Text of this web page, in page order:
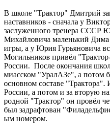
В школе "Трактор" Дмитрий
наставников - сначала у
заслуженного тренера СССР
Михайловича маленький
игры, а у Юрия Гурьяновича
Могильников привёл
России. После окончания
миасском "УралАЗе", а потом
основном составе
России, а потом и за вторую
родной "Трактор" он провёл
был задрафтован
ым номером.